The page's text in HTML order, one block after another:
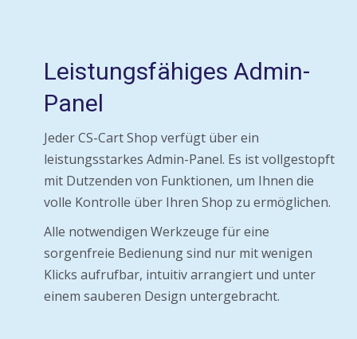
Leistungsfähiges Admin-
Panel
Jeder CS-Cart Shop verfügt über ein
leistungsstarkes Admin-Panel. Es ist vollgestopft
mit Dutzenden von Funktionen, um Ihnen die
volle Kontrolle über Ihren Shop zu ermöglichen.
Alle notwendigen Werkzeuge für eine
sorgenfreie Bedienung sind nur mit wenigen
Klicks aufrufbar, intuitiv arrangiert und unter
einem sauberen Design untergebracht.